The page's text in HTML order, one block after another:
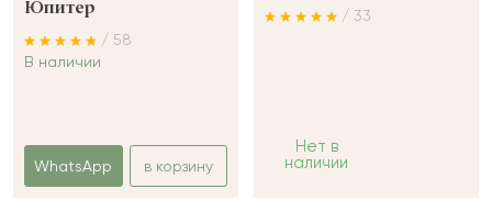
Юпитер
/ 58
В наличии
WhatsApp в корзину
/ 33
Нет в
наличии